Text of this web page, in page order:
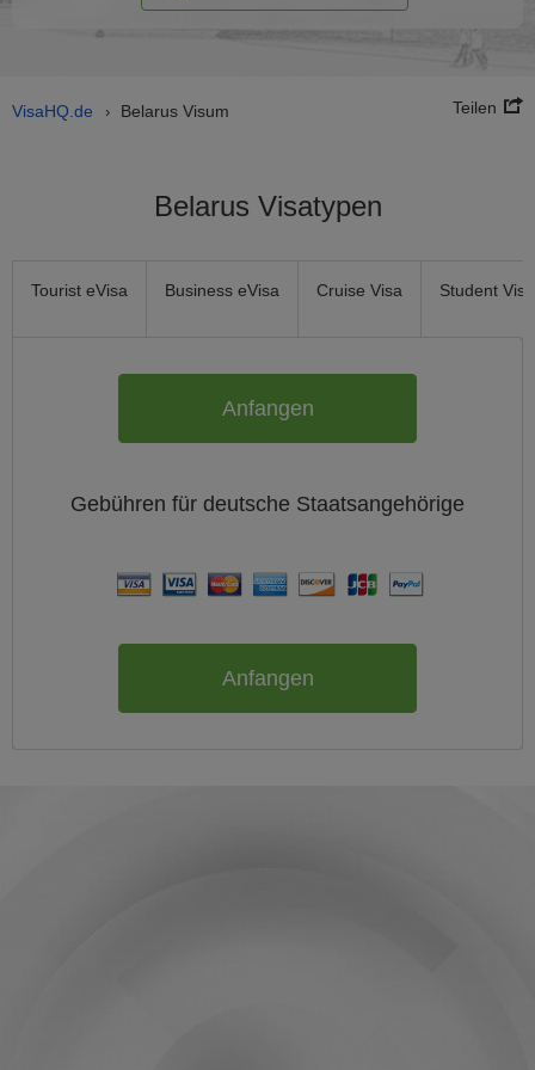
VisaHQ.de › Belarus Visum Teilen
Belarus Visatypen
Tourist eVisa Business eVisa Cruise Visa Student Visa
Anfangen
Gebühren für deutsche Staatsangehörige
Anfangen